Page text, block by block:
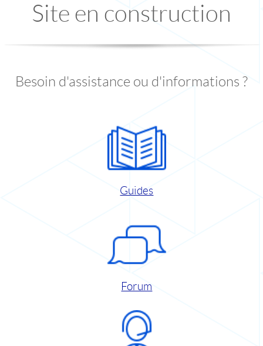
Site en construction
Besoin d'assistance ou d'informations ?
Guides
Forum